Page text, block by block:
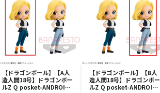
【ドラゴンボール】【A人
造人間18号】ドラゴンボー
ルZ Q posket-ANDROID
【ドラゴンボール】【B人
造人間18号】ドラゴンボー
ルZ Q posket-ANDROID